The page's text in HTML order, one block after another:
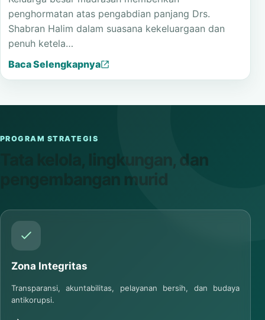
Tana Toraja Persembahkan Kenangan Cinta untuk
Drs. Shabran Halim
Keluarga besar madrasah memberikan
penghormatan atas pengabdian panjang Drs.
Shabran Halim dalam suasana kekeluargaan dan
penuh ketela…
Baca Selengkapnya
pengembangan murid
Zona Integritas